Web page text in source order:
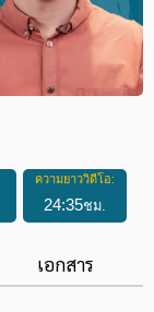
ความยาววิดีโอ:
24:35ชม.
เอกสาร